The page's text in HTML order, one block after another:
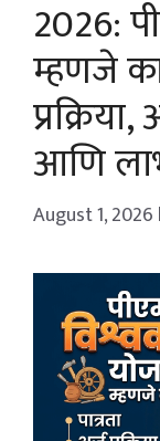
2026:
म्हणजे
आणि
August 1, 2026